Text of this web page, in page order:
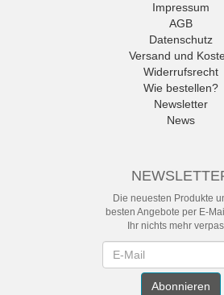
Impressum
AGB
Datenschutz
Versand und
Widerrufsrecht
Wie bestellen?
Newsletter
News
Die neuesten Produkte
besten Angebote per E-
Ihr nichts mehr
Abonnieren